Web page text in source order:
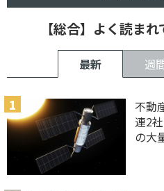
【総合】よく読ま
最新 週
不動
連2
の大